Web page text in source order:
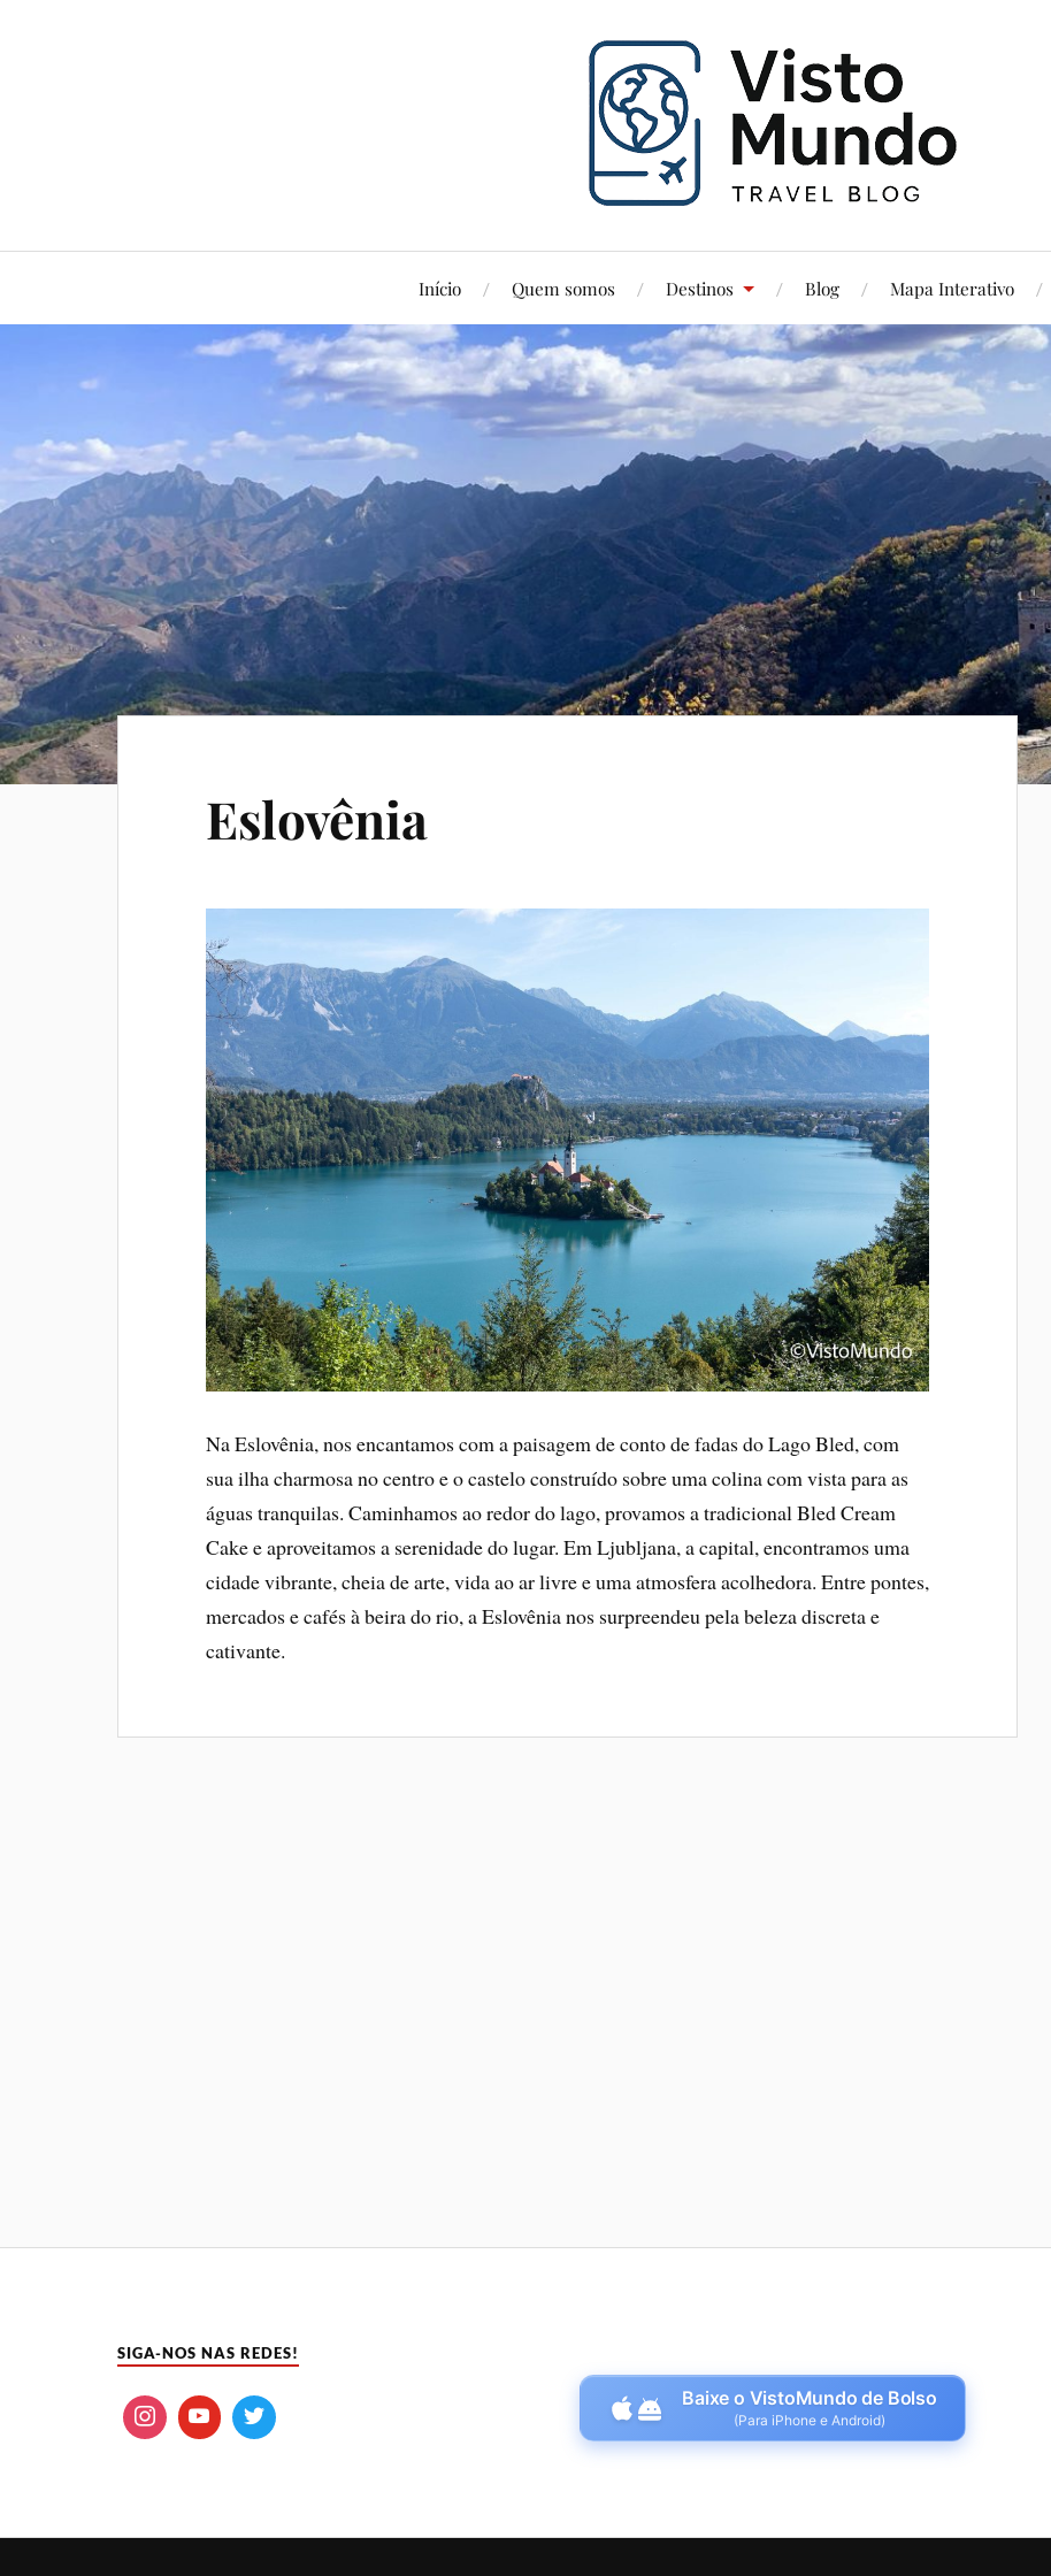
Início Quem somos Destinos Blog Mapa Interativo
Eslovênia
Na Eslovênia, nos encantamos com a paisagem de conto de fadas do Lago Bled, com
sua ilha charmosa no centro e o castelo construído sobre uma colina com vista para as
águas tranquilas. Caminhamos ao redor do lago, provamos a tradicional Bled Cream
Cake e aproveitamos a serenidade do lugar. Em Ljubljana, a capital, encontramos uma
cidade vibrante, cheia de arte, vida ao ar livre e uma atmosfera acolhedora. Entre pontes,
mercados e cafés à beira do rio, a Eslovênia nos surpreendeu pela beleza discreta e
cativante.
SIGA-NOS NAS REDES!
Baixe o VistoMundo de Bolso
(Para iPhone e Android)